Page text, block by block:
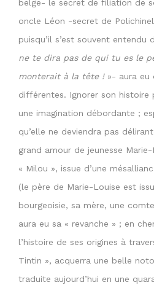
belge- le secret de filiation de
oncle Léon -secret de
puisqu’il s’est souvent entendu
ne te dira pas de qui tu es le
monterait à la tête !»- aura eu
différentes. Ignorer son histoire
une imagination débordante ;
qu’elle ne deviendra pas
grand amour de jeunesse
« Milou », issue d’une
(le père de Marie-Louise est
bourgeoisie, sa mère, une
aura eu sa « revanche » ; en
l’histoire de ses origines à
Tintin », acquerra une belle
traduite aujourd’hui en une